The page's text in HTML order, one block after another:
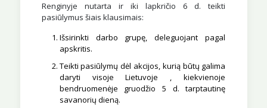
Renginyje nutarta ir iki lapkričio 6 d. teikti
pasiūlymus šiais klausimais:
Išsirinkti darbo grupę, deleguojant pagal
apskritis.
Teikti pasiūlymų dėl akcijos, kurią būtų galima
daryti visoje Lietuvoje , kiekvienoje
bendruomenėje gruodžio 5 d. tarptautinę
savanorių dieną.